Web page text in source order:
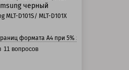
черный
MLT-D101S/ MLT-D101X
формата А4 при 5% заполнении
11 вопросов